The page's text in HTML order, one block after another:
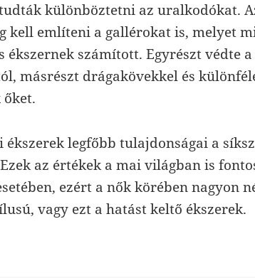
különböztetni az uralkodókat.
kell említeni a gallérokat is, melyet
ékszernek számított. Egyrészt védte
másrészt drágakövekkel és
ékszerek legfőbb tulajdonságai a
az értékek a mai világban is
ezért a nők körében nagyon
vagy ezt a hatást keltő ékszerek.